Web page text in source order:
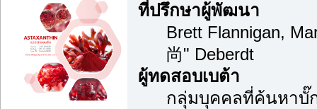
ที่ปรึกษาผู้พัฒนา
Brett Flannigan,
尚" Deberdt
ผู้ทดสอบเบต้า
กลุ่มบุคคลที่ค้นหาบั๊